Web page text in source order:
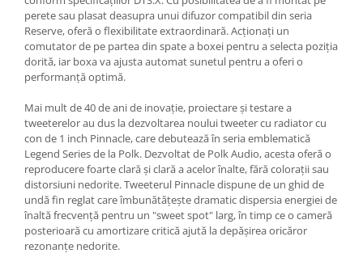
perete sau plasat deasupra unui difuzor compatibil din seria
Reserve, oferă o flexibilitate extraordinară. Acționați un
comutator de pe partea din spate a boxei pentru a selecta poziția
dorită, iar boxa va ajusta automat sunetul pentru a oferi o
performanță optimă.
Mai mult de 40 de ani de inovație, proiectare și testare a
tweeterelor au dus la dezvoltarea noului tweeter cu radiator cu
con de 1 inch Pinnacle, care debutează în seria emblematică
Legend Series de la Polk. Dezvoltat de Polk Audio, acesta oferă o
reproducere foarte clară și clară a acelor înalte, fără colorații sau
distorsiuni nedorite. Tweeterul Pinnacle dispune de un ghid de
undă fin reglat care îmbunătățește dramatic dispersia energiei de
înaltă frecvență pentru un "sweet spot" larg, în timp ce o cameră
posterioară cu amortizare critică ajută la depășirea oricăror
rezonanțe nedorite.